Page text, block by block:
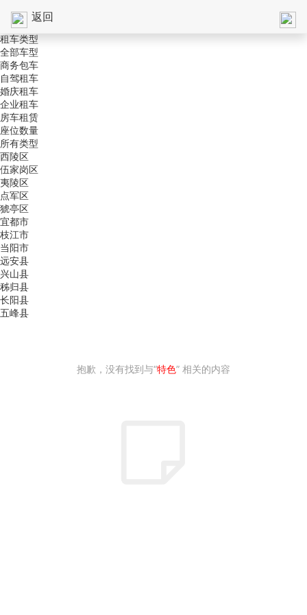
返回
租车类型
全部车型
商务包车
自驾租车
婚庆租车
企业租车
房车租赁
座位数量
所有类型
西陵区
伍家岗区
夷陵区
点军区
猇亭区
宜都市
枝江市
当阳市
远安县
兴山县
秭归县
长阳县
五峰县
抱歉，没有找到与“特色” 相关的内容